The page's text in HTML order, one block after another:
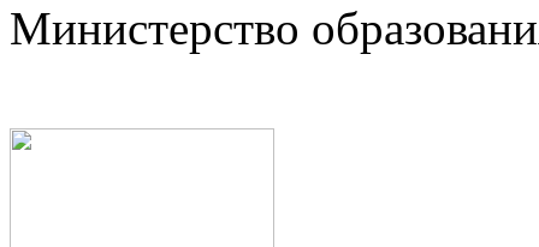
Министерство